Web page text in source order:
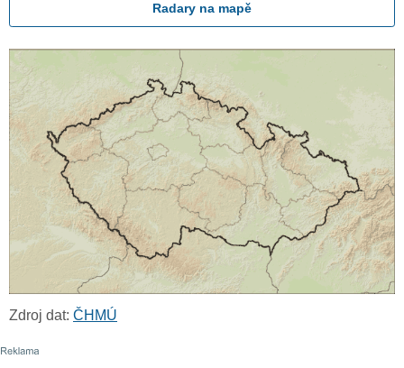
Radary na mapě
Zdroj dat: ČHMÚ